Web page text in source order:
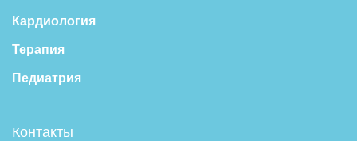
Кардиология
Терапия
Педиатрия
Контакты